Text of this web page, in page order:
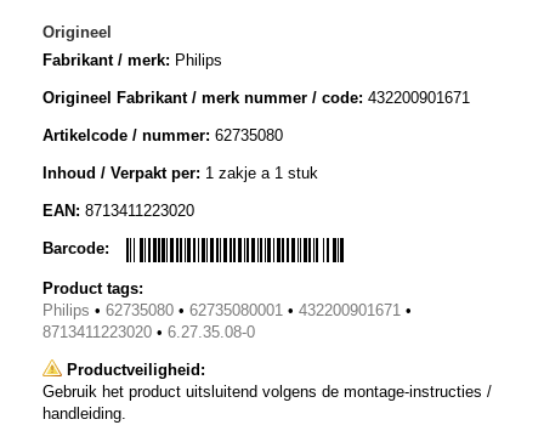
Origineel
Fabrikant / merk: Philips
Origineel Fabrikant / merk nummer / code: 432200901671
Artikelcode / nummer: 62735080
Inhoud / Verpakt per: 1 zakje a 1 stuk
EAN: 8713411223020
Barcode:
Product tags:
Philips • 62735080 • 62735080001 • 432200901671 •
8713411223020 • 6.27.35.08-0
Productveiligheid:
Gebruik het product uitsluitend volgens de montage-instructies /
handleiding.